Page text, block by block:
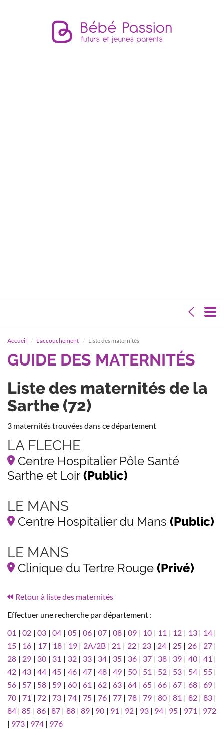
Accueil L'accouchement Liste des maternités
GUIDE DES MATERNITÉS
Liste des maternités de la
Sarthe (72)
3 maternités trouvées dans ce département
LA FLECHE
Centre Hospitalier Pôle Santé
Sarthe et Loir (Public)
LE MANS
Centre Hospitalier du Mans (Public)
LE MANS
Clinique du Tertre Rouge (Privé)
Retour à liste des maternités
Effectuer une recherche par département :
01 |02 |03 |04 | 05| 06| 07| 08| 09 | 10 | 11 | 12 | 13| 14|
15 | 16 | 17| 18 | 19| 2A/2B| 21 | 22| 23 | 24 | 25| 26 | 27|
28 | 29 | 30 | 31 | 32| 33| 34| 35| 36 | 37 | 38 | 39 | 40| 41 |
42 |43 |44 |45 | 46| 47| 48| 49| 50 | 51 | 52 | 53 | 54| 55|
56 | 57 | 58 | 59 | 60| 61 | 62| 63| 64 |65 |66 |67 | 68| 69|
70 |71 |72 |73 | 74| 75| 76| 77| 78 |79 |80 |81 | 82| 83|
84 |85 | 86|87 | 88| 89| 90 | 91 | 92 | 93| 94| 95 | 971 | 972
| 973 | 974 | 976